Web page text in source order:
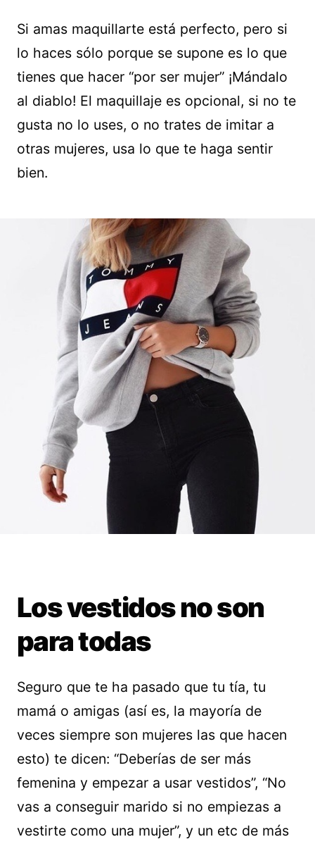
Si amas maquillarte está perfecto, pero si
lo haces sólo porque se supone es lo que
tienes que hacer “por ser mujer” ¡Mándalo
al diablo! El maquillaje es opcional, si no te
gusta no lo uses, o no trates de imitar a
otras mujeres, usa lo que te haga sentir
bien.
Los vestidos no son
para todas
Seguro que te ha pasado que tu tía, tu
mamá o amigas (así es, la mayoría de
veces siempre son mujeres las que hacen
esto) te dicen: “Deberías de ser más
femenina y empezar a usar vestidos”, “No
vas a conseguir marido si no empiezas a
vestirte como una mujer”, y un etc de más